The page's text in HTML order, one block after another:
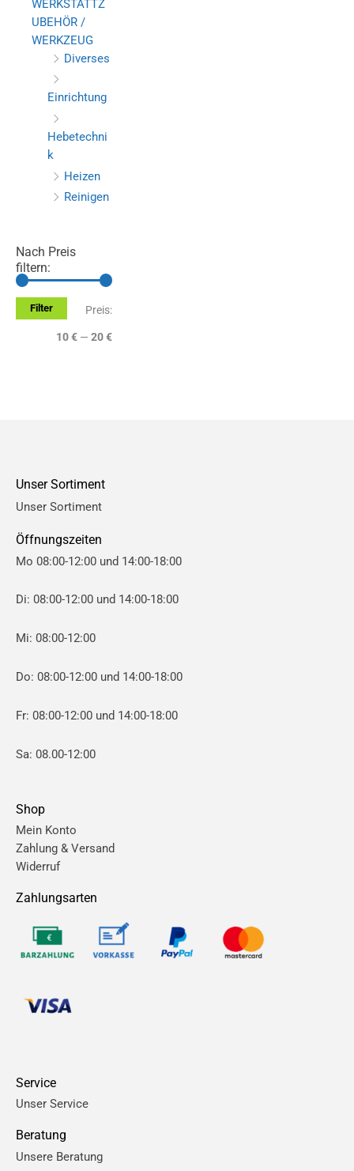
WERKSTATTZ
UBEHÖR /
WERKZEUG
Diverses
Einrichtung
Hebetechni
k
Heizen
Reinigen
Nach Preis
filtern:
M
i
M
a
Filter
Preis:
10 € —20 €
Unser Sortiment
Unser Sortiment
Öffnungszeiten
Mo 08:00-12:00 und 14:00-18:00
Di: 08:00-12:00 und 14:00-18:00
Mi: 08:00-12:00
Do: 08:00-12:00 und 14:00-18:00
Fr: 08:00-12:00 und 14:00-18:00
Sa: 08.00-12:00
Shop
Mein Konto
Zahlung & Versand
Widerruf
Zahlungsarten
Service
Unser Service
Beratung
Unsere Beratung